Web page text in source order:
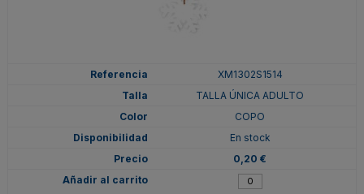
XM1302S1514
TALLA ÚNICA ADULTO
COPO
En stock
0,20 €